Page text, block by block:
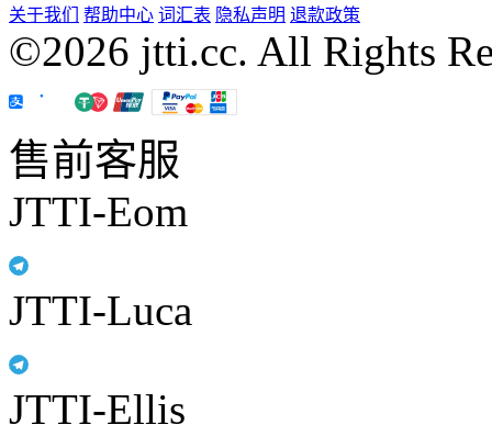
关于我们 帮助中心 词汇表 隐私声明 退款政策
©2026 jtti.cc. All Rights
售前客服
JTTI-Eom
JTTI-Luca
JTTI-Ellis